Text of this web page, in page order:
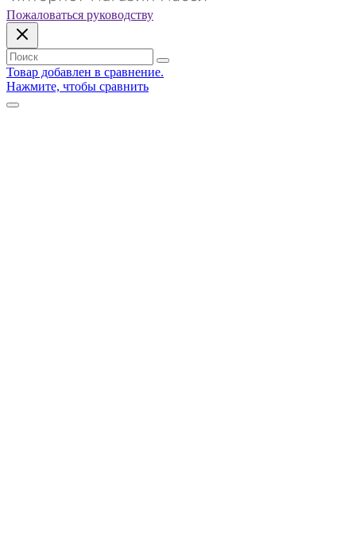
Пожаловаться руководству
Товар добавлен в сравнение.
Нажмите, чтобы сравнить